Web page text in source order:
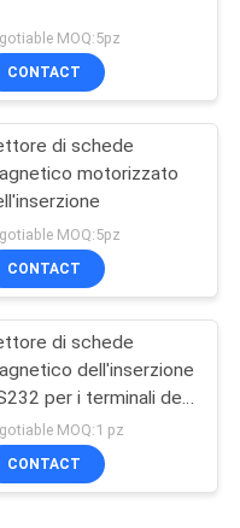
MOQ:5pz
CONTACT
di schede
motorizzato
MOQ:5pz
CONTACT
di schede
dell'inserzione
per i terminali del
di accesso, CC
del lettore di schede
BANCOMAT
MOQ:1 pz
CONTACT